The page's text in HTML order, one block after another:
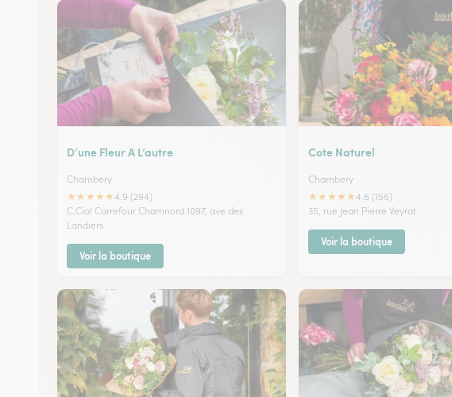
D’une Fleur A L’autre
Chambery
★★★★★4.9 (294)
C.Cial Carrefour Chamnord 1097, ave des
Landiers
Voir la boutique
Cote Naturel
Chambery
★★★★★4.6 (156)
35, rue Jean Pierre Veyrat
Voir la boutique